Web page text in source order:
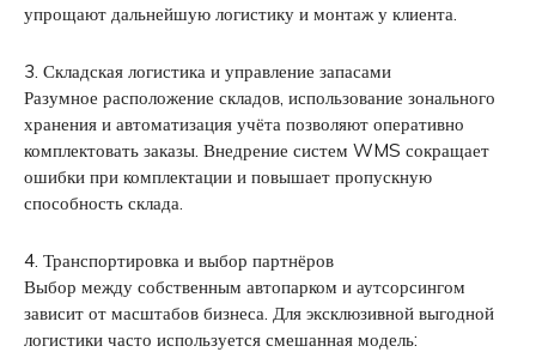
упрощают дальнейшую логистику и монтаж у клиента.
3. Складская логистика и управление запасами
Разумное расположение складов, использование зонального
хранения и автоматизация учёта позволяют оперативно
комплектовать заказы. Внедрение систем WMS сокращает
ошибки при комплектации и повышает пропускную
способность склада.
4. Транспортировка и выбор партнёров
Выбор между собственным автопарком и аутсорсингом
зависит от масштабов бизнеса. Для эксклюзивной выгодной
логистики часто используется смешанная модель: